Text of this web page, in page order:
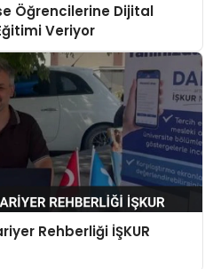
Öğrencilerine Dijital
Veriyor
Rehberliği İŞKUR